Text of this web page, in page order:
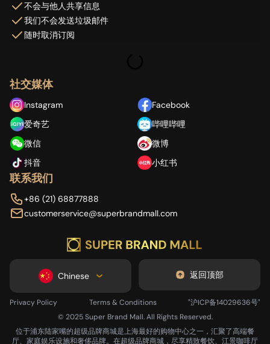
不会与他人共享信息
我们不会发送垃圾邮件
随时取消订阅
社交媒体
Instagram
Facebook
爱奇艺
哔哩哔哩
微信
微博
抖音
小红书
联系我们
+86 (21) 68877888
customerservice@superbrandmall.com
Chinese 返回顶部
Privacy Policy Terms & Conditions
"沪ICP备14029636号"
© 2025 Super Brand Mall. All Rights Reserved.
位于浦东陆家嘴的超级品牌商城是上海最好的购物中心之一，汇聚了高端餐
厅、家庭娱乐设施和奢侈品牌。在超级品牌商城，尽享精致餐饮、江景咖啡厅